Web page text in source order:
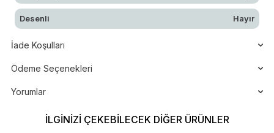
Desenli Hayır
İade Koşulları
Ödeme Seçenekleri
Yorumlar
İLGINIZI ÇEKEBILECEK DIĞER ÜRÜNLER